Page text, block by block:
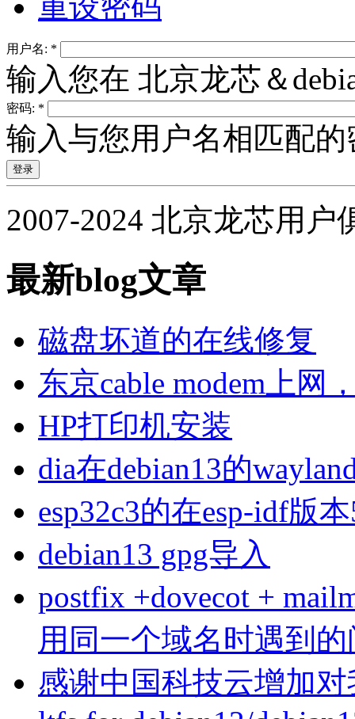
用户名: *
输入您在 北京龙芯＆
密码: *
输入与您用户名相匹配的
2007-2024 北京龙芯用户
最新blog文章
磁盘坏道的在线修复
东京cable modem上网
HP打印机安装
dia在debian13的
esp32c3的在esp-idf版
debian13 gpg导入
postfix +dovecot +
用同一个域名时遇到
感谢中国科技云增加